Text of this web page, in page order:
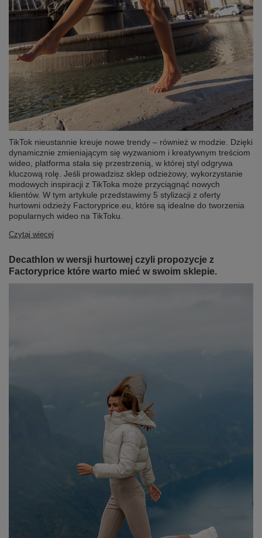
TikTok nieustannie kreuje nowe trendy – również w modzie. Dzięki
dynamicznie zmieniającym się wyzwaniom i kreatywnym treściom
wideo, platforma stała się przestrzenią, w której styl odgrywa
kluczową rolę. Jeśli prowadzisz sklep odzieżowy, wykorzystanie
modowych inspiracji z TikToka może przyciągnąć nowych
klientów. W tym artykule przedstawimy 5 stylizacji z oferty
hurtowni odzieży Factoryprice.eu, które są idealne do tworzenia
popularnych wideo na TikToku.
Czytaj więcej
Decathlon w wersji hurtowej czyli propozycje z
Factoryprice które warto mieć w swoim sklepie.